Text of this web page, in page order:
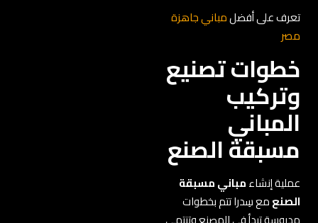
تعرف على أفضلمباني جاهزة
مصر
خطوات تصنيع
وتركيب
المباني
مسبقة الصنع
عملية إنشاءمباني مسبقة
الصنعمع سِدرا تتم بخطوات